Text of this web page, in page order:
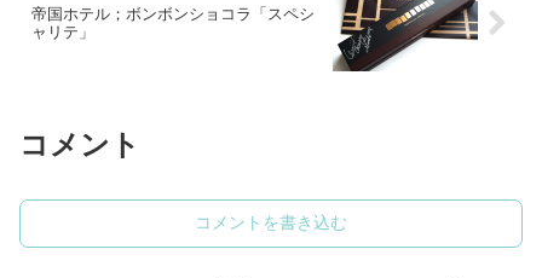
帝国ホテル；ボンボンショコラ「スペシ
ャリテ」
コメント
コメントを書き込む